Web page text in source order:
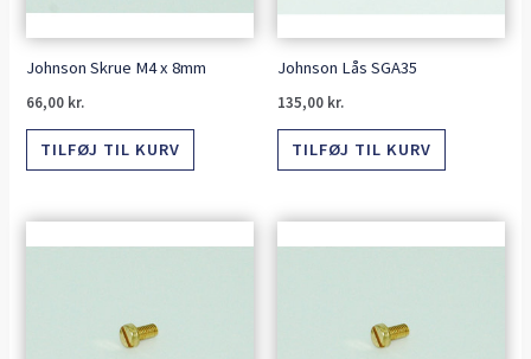
Johnson Skrue M4 x 8mm
66,00 kr.
TILFØJ TIL KURV
Johnson Lås SGA35
135,00 kr.
TILFØJ TIL KURV